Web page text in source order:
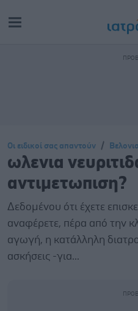
Οι ειδικοί σας απαντούν
ωλενια
αντιμετωπιση?
Δεδομένου ότι έχετε
αναφέρετε, πέρα από την
αγωγή, η κατάλληλη
ασκήσεις -για...